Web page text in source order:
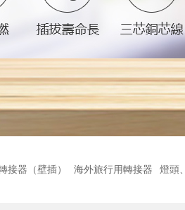
接器（壁插） 海外旅行用轉接器 燈頭